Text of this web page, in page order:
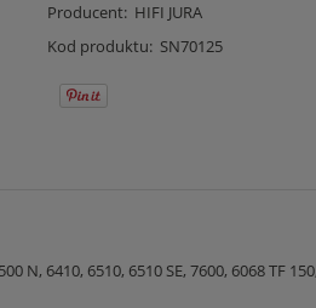
Producent: HIFI JURA
Kod produktu: SN70125
N, 6410, 6510, 6510 SE, 7600, 6068 TF